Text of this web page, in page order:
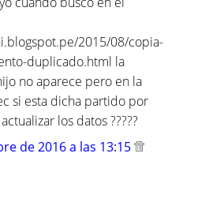
2015/08/copia-
duplicado.html la
no aparece pero en la
si esta dicha partido por
los datos ?????
de 2016 a las 13:15